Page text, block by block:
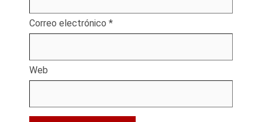
Correo electrónico *
Web